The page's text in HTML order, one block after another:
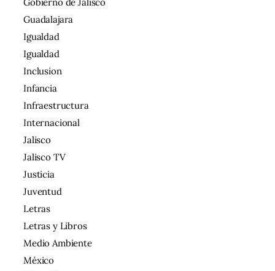
Guadalajara
Igualdad
Igualdad
Inclusion
Infancia
Infraestructura
Internacional
Jalisco
Jalisco TV
Justicia
Juventud
Letras
Letras y Libros
Medio Ambiente
México